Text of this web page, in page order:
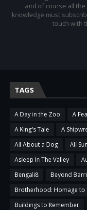
and of course all
knowledge must
touch with
TAGS
A Day in the Zoo A
A King's Tale
A
All About a Dog
All
Asleep In The Valley
Bengali8
Beyond
Brotherhood: Homage to
Buildings to Remember